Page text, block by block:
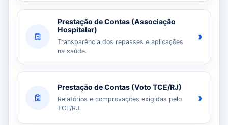
Prestação de Contas (Associação
Hospitalar)
Transparência dos repasses e aplicações
na saúde.
›
Prestação de Contas (Voto TCE/RJ)
Relatórios e comprovações exigidas pelo
TCE/RJ.
›